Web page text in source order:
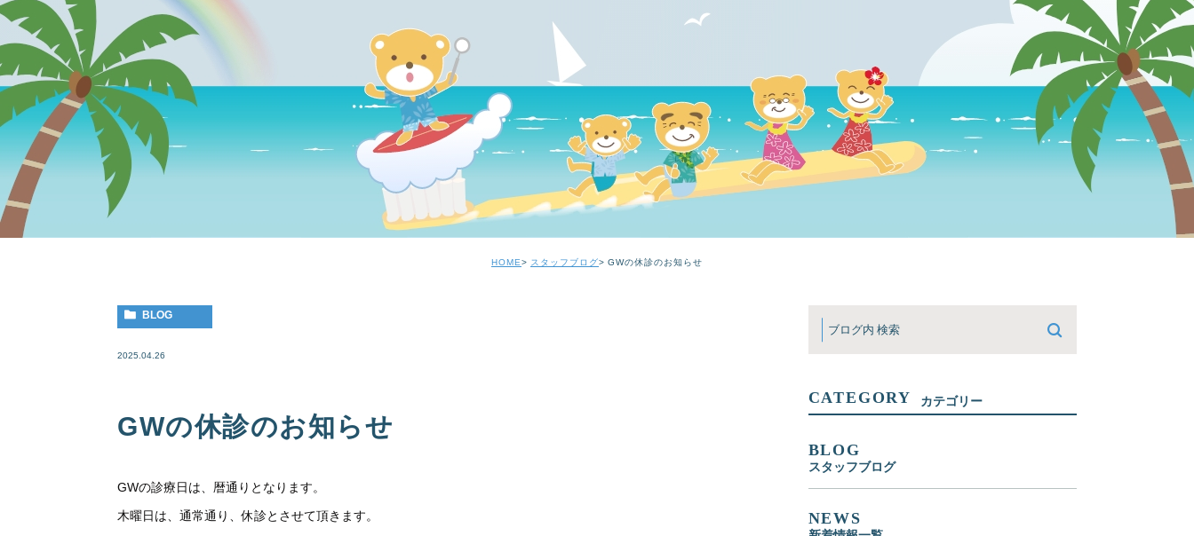
HOME スタッフブログ GWの休診のお知らせ
BLOG
2025.04.26
GWの休診のお知らせ
GWの診療日は、暦通りとなります。
木曜日は、通常通り、休診とさせて頂きます。
CATEGORY カテゴリー
BLOG
スタッフブログ
NEWS